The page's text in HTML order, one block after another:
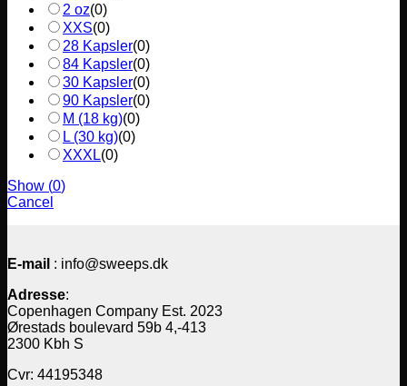
2 oz(0)
XXS(0)
28 Kapsler(0)
84 Kapsler(0)
30 Kapsler(0)
90 Kapsler(0)
M (18 kg)(0)
L (30 kg)(0)
XXXL(0)
Show (0)
Cancel
E-mail : info@sweeps.dk
Adresse:
Copenhagen Company Est. 2023
Ørestads boulevard 59b 4,-413
2300 Kbh S
Cvr: 44195348